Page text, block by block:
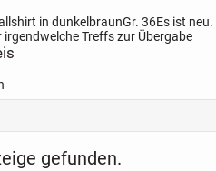
in dunkelbraunGr. 36Es ist neu.
Treffs zur Übergabe
gefunden.